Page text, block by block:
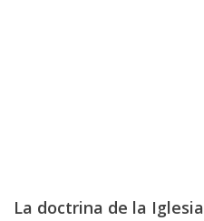
La doctrina de la Iglesia